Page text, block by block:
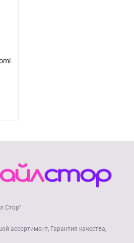
Стор"
ассортимент, Гарантия качества,